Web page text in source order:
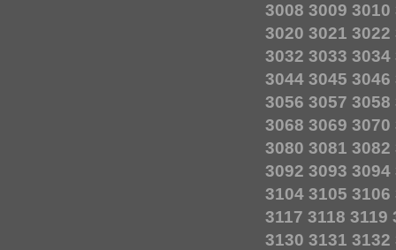
3008 3009 3010
3020 3021 3022
3032 3033 3034
3044 3045 3046
3056 3057 3058
3068 3069 3070
3080 3081 3082
3092 3093 3094
3104 3105 3106
3117 3118 3119
3130 3131 3132